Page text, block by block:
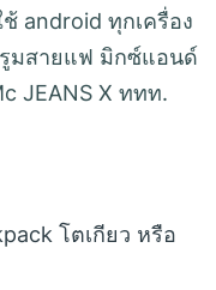
android ทุกเครื่อง
มสายแฟ มิกซ์แอนด์
JEANS X ททท.
โตเกียว หรือ